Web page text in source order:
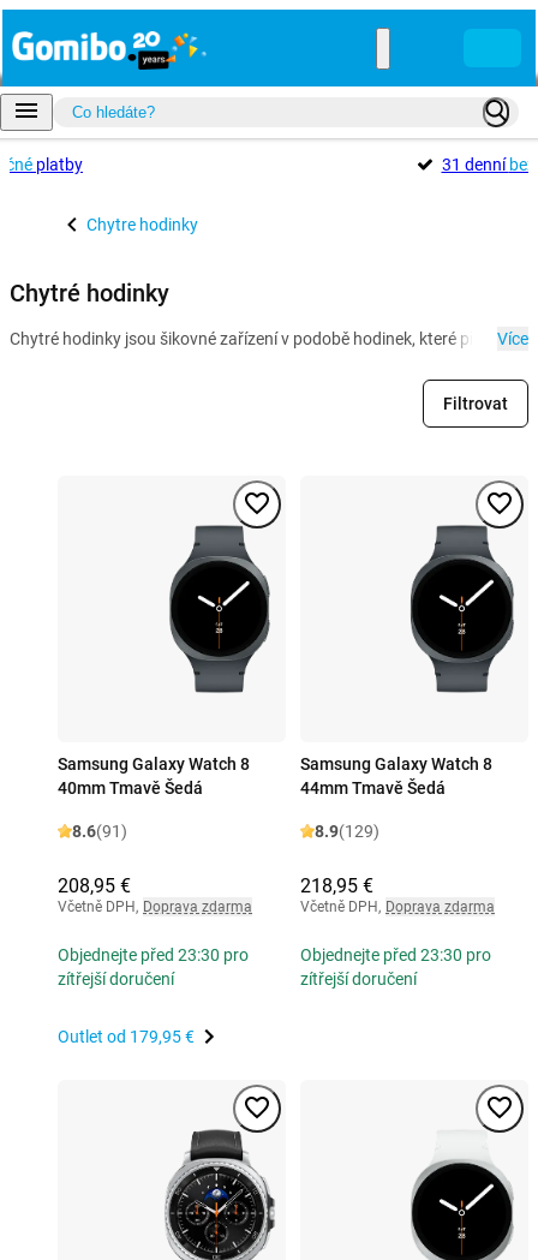
platby 31 denní
Chytre hodinky
Chytré hodinky
Chytré hodinky jsou šikovné zařízení v podobě hodinek, které Více
Filtrovat
Samsung Galaxy Watch 8
40mm Tmavě Šedá
8.6(91)
208,95 €
Včetně DPH, Doprava zdarma
Objednejte před 23:30 pro
zítřejší doručení
Outlet od 179,95 €
Samsung Galaxy Watch 8
44mm Tmavě Šedá
8.9(129)
218,95 €
Včetně DPH, Doprava zdarma
Objednejte před 23:30 pro
zítřejší doručení